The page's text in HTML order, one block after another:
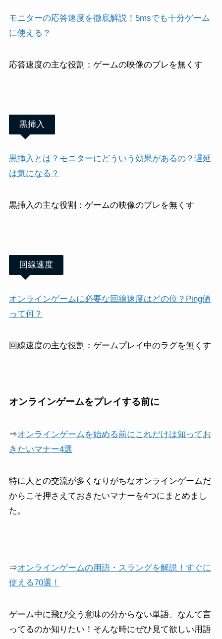
モニターの応答速度を徹底解説！5msでも十分ゲーム
に使える？
応答速度の主な役割：ゲームの映像のブレを無くす
黒挿入
黒挿入とは？モニターにどういう効果があるの？遅延
は気になる？
黒挿入の主な役割：ゲームの映像のブレを無くす
回線速度
オンラインゲームに必要な回線速度はどの位？Ping値
って何？
回線速度の主な役割：ゲームプレイ中のラグを無くす
オンラインゲームをプレイする前に
⇒オンラインゲームを始める前にこれだけは知ってお
きたいマナー4選
特に人との交流が多くなりがちなオンラインゲームだ
からこそ押さえておきたいマナーを4つにまとめまし
た。
⇒オンラインゲームの用語・スラングを解説！すぐに
使える70選！
ゲーム中に飛び交う意味の分からない単語、なんて言
ってるのか知りたい！そんな時にぜひ見て欲しい用語